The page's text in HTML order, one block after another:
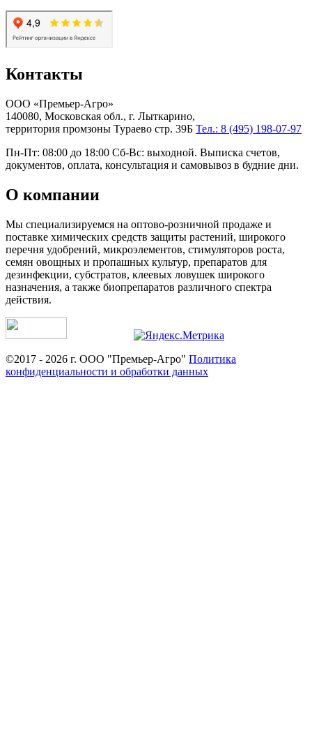
Контакты
ООО «Премьер-Агро»
140080, Московская обл., г. Лыткарино,
территория промзоны Тураево стр. 39Б Тел.: 8 (495) 198-07-97
Пн-Пт: 08:00 до 18:00 Сб-Вс: выходной. Выписка счетов,
документов, оплата, консультация и самовывоз в будние дни.
О компании
Мы специализируемся на оптово-розничной продаже и
поставке химических средств защиты растений, широкого
перечня удобрений, микроэлементов, стимуляторов роста,
семян овощных и пропашных культур, препаратов для
дезинфекции, субстратов, клеевых ловушек широкого
назначения, а также биопрепаратов различного спектра
действия.
©2017 - 2026 г. ООО "Премьер-Агро" Политика
конфиденциальности и обработки данных